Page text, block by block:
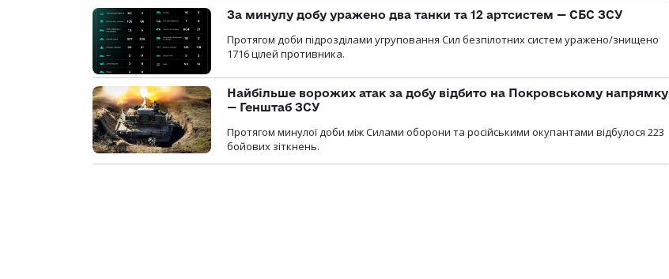
За минулу добу уражено два танки та 12 артсистем — СБС ЗСУ
Протягом доби підрозділами угруповання Сил безпілотних систем уражено/знищено
1716 цілей противника.
Найбільше ворожих атак за добу відбито на Покровському напрямку
— Генштаб ЗСУ
Протягом минулої доби між Силами оборони та російськими окупантами відбулося 223
бойових зіткнень.